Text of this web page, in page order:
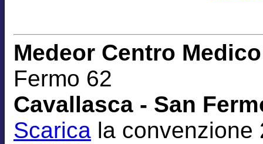
Medeor Centro
Fermo 62
Cavallasca - San
Scarica la convenzione